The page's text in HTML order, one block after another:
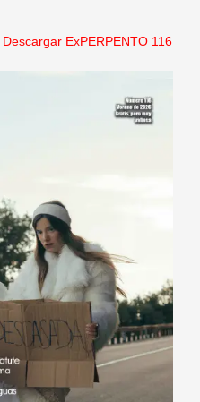
Descargar ExPERPENTO 116